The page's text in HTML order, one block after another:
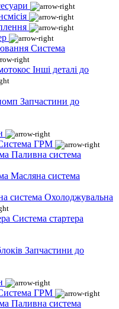
Система
Інші деталі до
Запчастини до
ГРМ
Паливна система
Масляна система
Охолоджувальна
Система стартера
Запчастини до
ГРМ
Паливна система